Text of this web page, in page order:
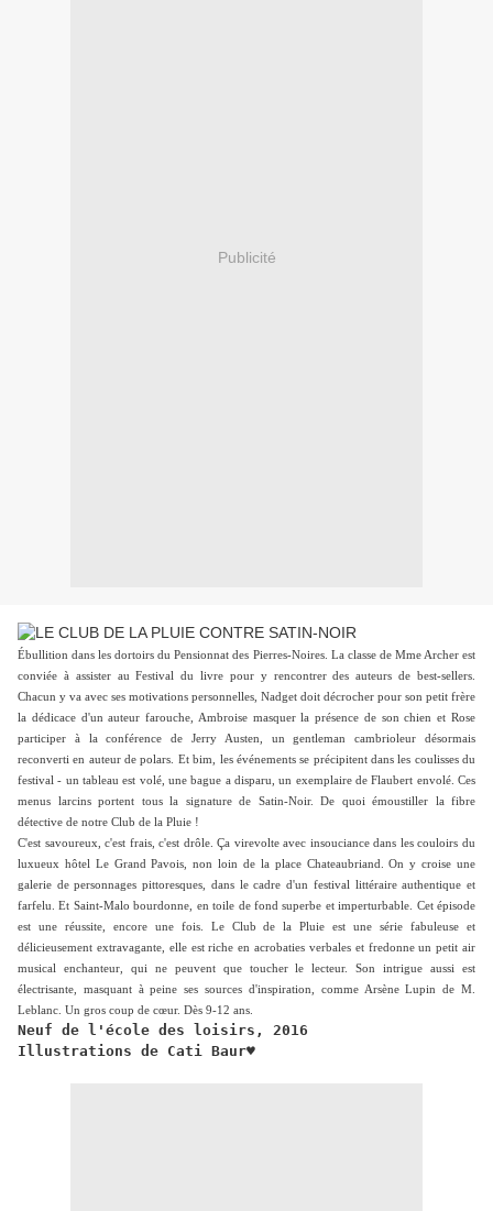
Publicité
Ébullition dans les dortoirs du Pensionnat des Pierres-Noires. La classe de Mme Archer est
conviée à assister au Festival du livre pour y rencontrer des auteurs de best-sellers.
Chacun y va avec ses motivations personnelles, Nadget doit décrocher pour son petit frère
la dédicace d'un auteur farouche, Ambroise masquer la présence de son chien et Rose
participer à la conférence de Jerry Austen, un gentleman cambrioleur désormais
reconverti en auteur de polars. Et bim, les événements se précipitent dans les coulisses du
festival - un tableau est volé, une bague a disparu, un exemplaire de Flaubert envolé. Ces
menus larcins portent tous la signature de Satin-Noir. De quoi émoustiller la fibre
détective de notre Club de la Pluie !
C'est savoureux, c'est frais, c'est drôle. Ça virevolte avec insouciance dans les couloirs du
luxueux hôtel Le Grand Pavois, non loin de la place Chateaubriand. On y croise une
galerie de personnages pittoresques, dans le cadre d'un festival littéraire authentique et
farfelu. Et Saint-Malo bourdonne, en toile de fond superbe et imperturbable. Cet épisode
est une réussite, encore une fois. Le Club de la Pluie est une série fabuleuse et
délicieusement extravagante, elle est riche en acrobaties verbales et fredonne un petit air
musical enchanteur, qui ne peuvent que toucher le lecteur. Son intrigue aussi est
électrisante, masquant à peine ses sources d'inspiration, comme Arsène Lupin de M.
Leblanc. Un gros coup de cœur. Dès 9-12 ans.
Neuf de l'école des loisirs, 2016
Illustrations de Cati Baur♥